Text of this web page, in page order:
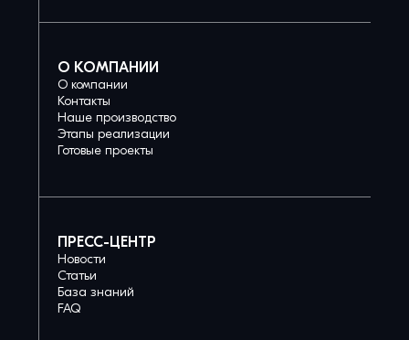
О КОМПАНИИ
О компании
Контакты
Наше производство
Этапы реализации
Готовые проекты
ПРЕСС-ЦЕНТР
Новости
Статьи
База знаний
FAQ